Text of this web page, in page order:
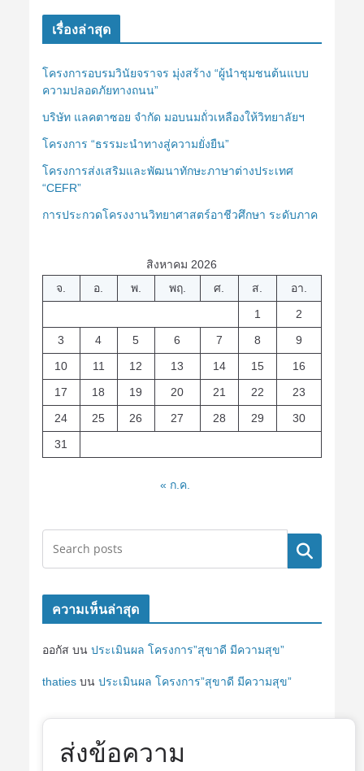
เรื่องล่าสุด
โครงการอบรมวินัยจราจร มุ่งสร้าง “ผู้นำชุมชนต้นแบบ
ความปลอดภัยทางถนน”
บริษัท แลคตาซอย จำกัด มอบนมถั่วเหลืองให้วิทยาลัยฯ
โครงการ “ธรรมะนำทางสู่ความยั่งยืน”
โครงการส่งเสริมและพัฒนาทักษะภาษาต่างประเทศ
“CEFR”
การประกวดโครงงานวิทยาศาสตร์อาชีวศึกษา ระดับภาค
สิงหาคม 2026
จ.
อ. พ. พฤ. ศ. ส.
อา.
1
2
3
4 5 6 7 8
9
10
11 12 13 14 15
16
17
18 19 20 21 22
23
24
25 26 27 28 29
30
31
« ก.ค.
ค้นหา
ความเห็นล่าสุด
ออกัส บน ประเมินผล โครงการ”สุขาดี มีความสุข”
thatiesบน ประเมินผล โครงการ”สุขาดี มีความสุข”
ส่งข้อความ